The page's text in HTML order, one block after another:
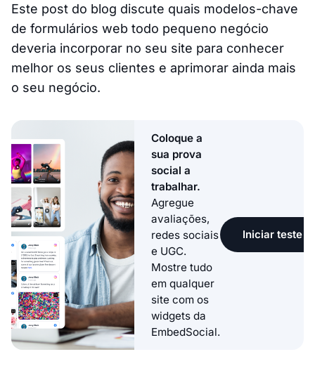
Este post do blog discute quais modelos-chave
de formulários web todo pequeno negócio
deveria incorporar no seu site para conhecer
melhor os seus clientes e aprimorar ainda mais
o seu negócio.
Coloque a
sua prova
social a
trabalhar.
Agregue
avaliações,
redes sociais
e UGC.
Mostre tudo
em qualquer
site com os
widgets da
EmbedSocial.
Iniciar teste